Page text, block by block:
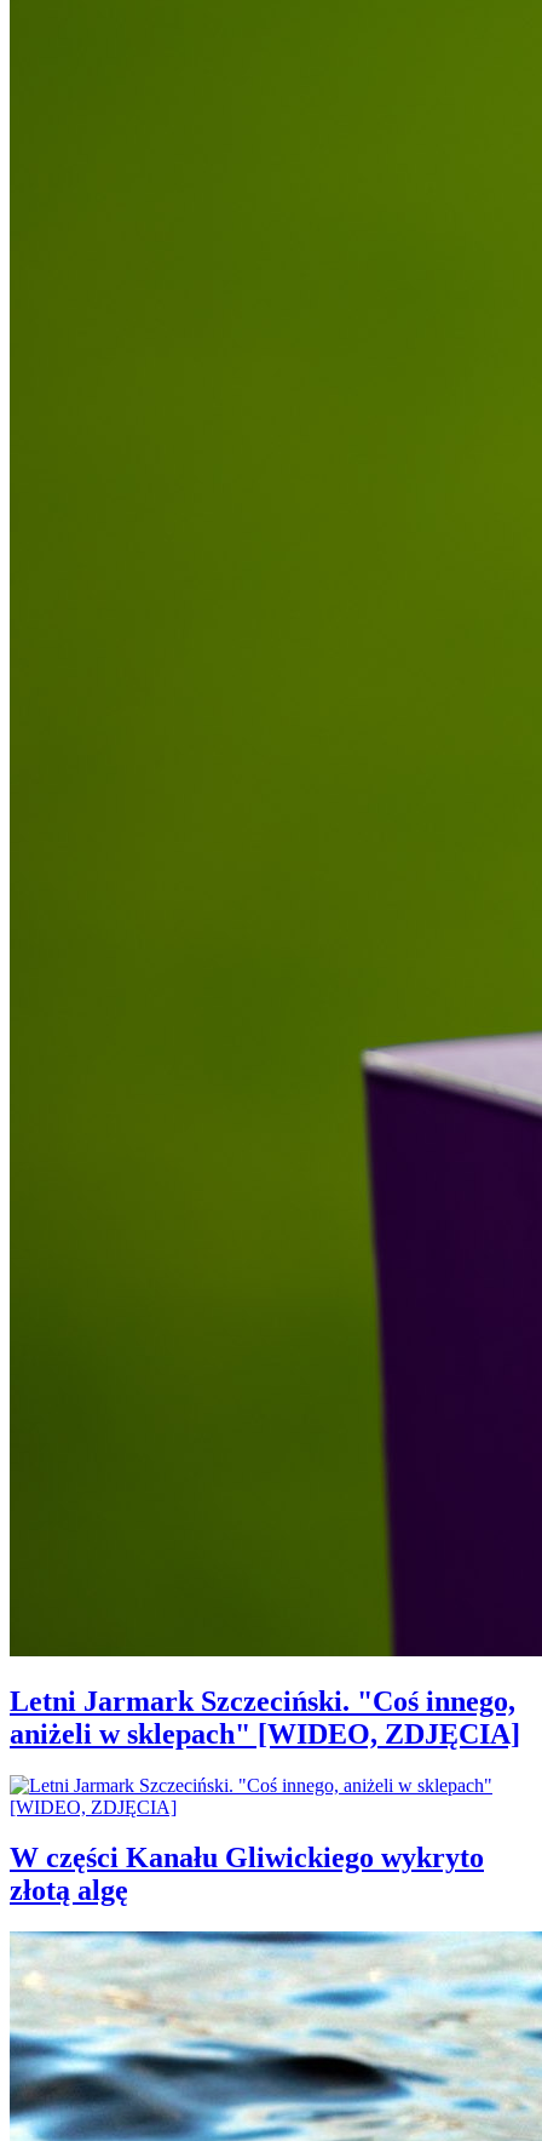
Letni Jarmark Szczeciński. "Coś innego,
aniżeli w sklepach" [WIDEO, ZDJĘCIA]
W części Kanału Gliwickiego wykryto
złotą algę